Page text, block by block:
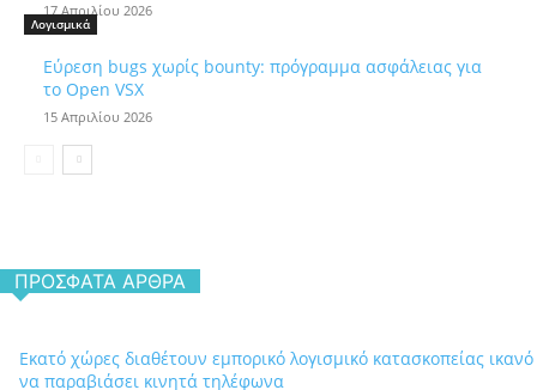
17 Απριλίου 2026
Λογισμικά
Εύρεση bugs χωρίς bounty: πρόγραμμα ασφάλειας για
το Open VSX
15 Απριλίου 2026
ΠΡΌΣΦΑΤΑ ΆΡΘΡΑ
Εκατό χώρες διαθέτουν εμπορικό λογισμικό κατασκοπείας ικανό
να παραβιάσει κινητά τηλέφωνα